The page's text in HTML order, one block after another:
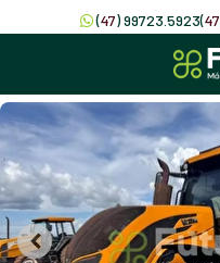
(47) 99723.5923(47